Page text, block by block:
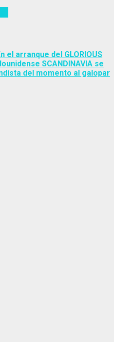
el arranque del GLORIOUS
SCANDINAVIA se
del momento al galopar